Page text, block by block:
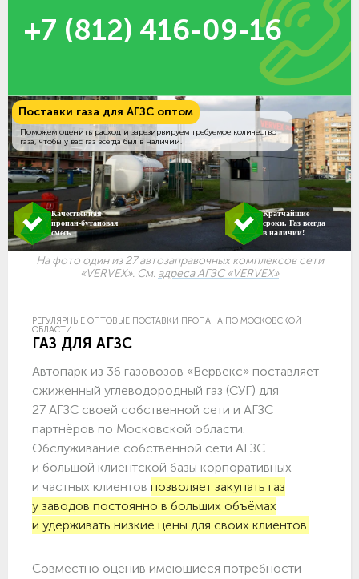
+7 (812) 416-09-16
Поставки газа для АГЗС оптом
Поможем оценить расход и зарезирвируем требуемое количество
газа, чтобы у вас газ всегда был в наличии.
Качественная
пропан-бутановая
смесь
Кратчайшие
сроки. Газ всегда
в наличии!
На фото один из 27 автозаправочных комплексов сети
«VERVEX». См. адреса АГЗС «VERVEX»
РЕГУЛЯРНЫЕ ОПТОВЫЕ ПОСТАВКИ ПРОПАНА ПО МОСКОВСКОЙ
ОБЛАСТИ
ГАЗ ДЛЯ АГЗС
Автопарк из 36 газовозов «Вервекс» поставляет
сжиженный углеводородный газ (СУГ) для
27 АГЗС своей собственной сети и АГЗС
партнёров по Московской области.
Обслуживание собственной сети АГЗС
и большой клиентской базы корпоративных
и частных клиентов позволяет закупать газ
у заводов постоянно в больших объёмах
и удерживать низкие цены для своих клиентов.
Совместно оценив имеющиеся потребности